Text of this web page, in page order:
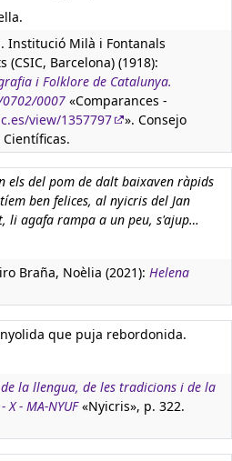
Institució Milà i Fontanals
Barcelona) (1918):
i Folklore de Catalunya.
0702/0007 «Comparances -
view/1357797
». Consejo
del pom de dalt baixaven ràpids
ben felices, al nyicris del Jan
li agafa rampa a un peu, s'ajup…
Braña, Noèlia (2021): Helena
que puja rebordonida.
de la llengua, de les tradicions i de la
- MA-NYUF«Nyicris», p. 322.